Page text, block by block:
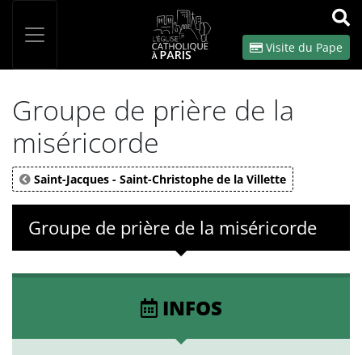
OK
Visite du Pape
Groupe de prière de la
miséricorde
Saint-Jacques - Saint-Christophe de la Villette
Groupe de prière de la miséricorde
INFOS
Panneau de gestion des cookies